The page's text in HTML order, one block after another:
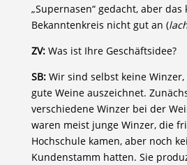
„Supernasen“ gedacht, aber
Bekanntenkreis nicht gut an (
ZV: Was ist Ihre Geschäftsidee?
SB:Wir sind selbst keine Winzer,
gute Weine auszeichnet.
verschiedene Winzer bei der
waren meist junge Winzer, die
Hochschule kamen, aber noch
Kundenstamm hatten. Sie